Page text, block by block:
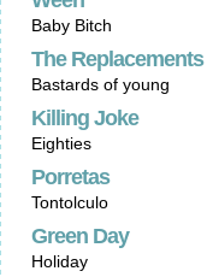
Baby Bitch
The Replacements
Bastards of young
Killing Joke
Eighties
Porretas
Tontolculo
Green Day
Holiday